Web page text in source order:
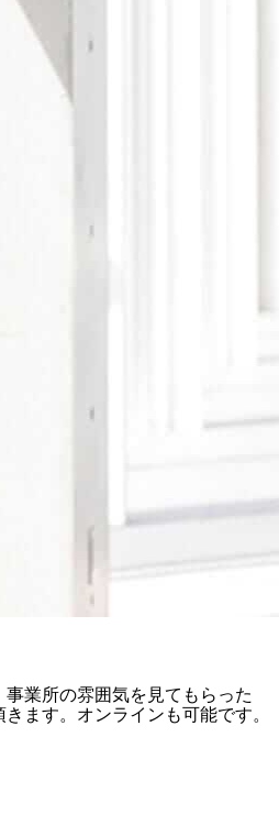
業所の雰囲気を見てもらった
ます。オンラインも可能です。